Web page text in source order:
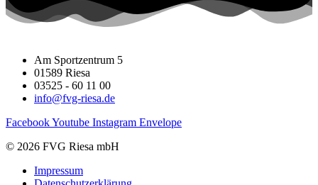
Am Sportzentrum 5
01589 Riesa
03525 - 60 11 00
info@fvg-riesa.de
FacebookYoutube Instagram Envelope
© 2026 FVG Riesa mbH
Impressum